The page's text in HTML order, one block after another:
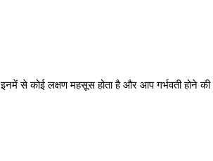
से कोई लक्षण महसूस होता है और आप गर्भवती होने की